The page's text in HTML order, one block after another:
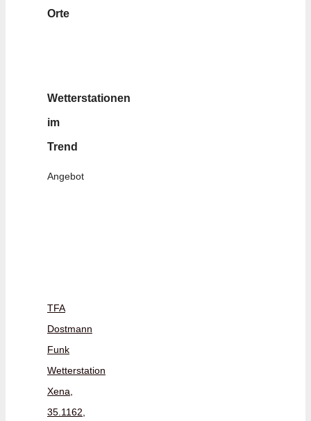
Orte
Wetterstationen
im
Trend
Angebot
TFA
Dostmann
Funk
Wetterstation
Xena,
35.1162,